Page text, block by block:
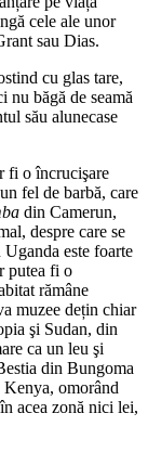
cele ale unor
sau Dias.
cu glas tare,
nu băgă de seamă
său alunecase
fi o încrucişare
fel de barbă, care
din Camerun,
despre care se
Uganda este foarte
putea fi o
rămâne
muzee dețin chiar
şi Sudan, din
ca un leu şi
din Bungoma
omorând
acea zonă nici lei,